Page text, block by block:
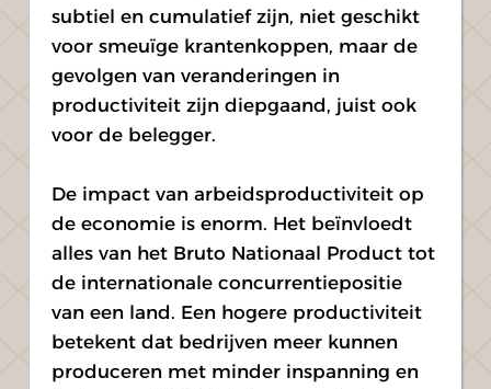
subtiel en cumulatief zijn, niet geschikt
voor smeuïge krantenkoppen, maar de
gevolgen van veranderingen in
productiviteit zijn diepgaand, juist ook
voor de belegger.
De impact van arbeidsproductiviteit op
de economie is enorm. Het beïnvloedt
alles van het Bruto Nationaal Product tot
de internationale concurrentiepositie
van een land. Een hogere productiviteit
betekent dat bedrijven meer kunnen
produceren met minder inspanning en